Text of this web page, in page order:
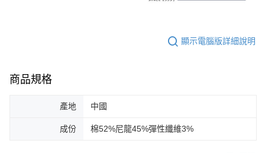
顯示電腦版詳細說明
商品規格
產地 中國
成份 棉52%尼龍45%彈性纖維3%